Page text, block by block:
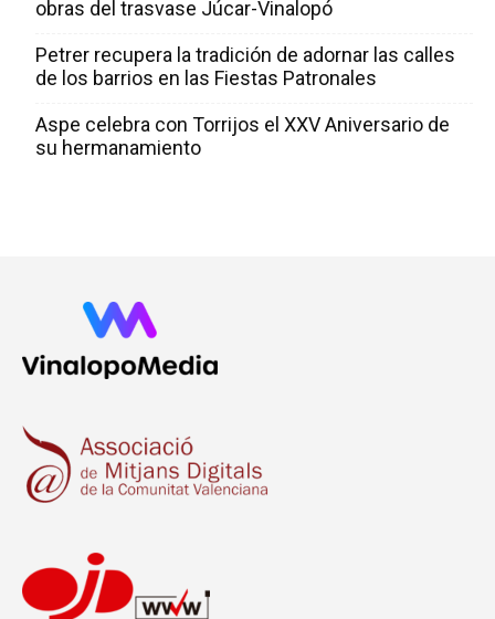
obras del trasvase Júcar-Vinalopó
Petrer recupera la tradición de adornar las calles
de los barrios en las Fiestas Patronales
Aspe celebra con Torrijos el XXV Aniversario de
su hermanamiento